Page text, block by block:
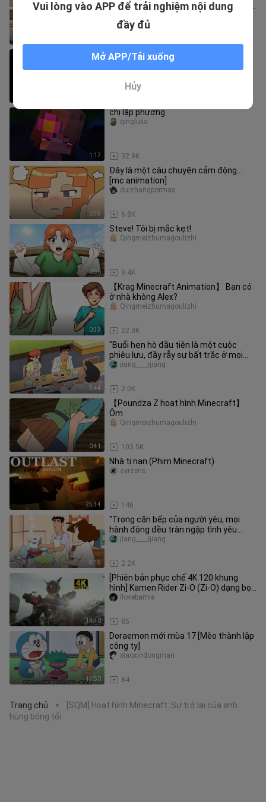
ngọn núi gà rán vậy. Lấy đĩa gà rán lớn
Cuộc đấu tay đôi tuyệt vời nhất trong
lịch sử hoạt hình MC, hãy sử dụng
1:17
chị lập phương
32.9K
qingluka
0:38
Đây là một câu chuyện cảm động...
[mc animation]
6.8K
duizhangpormax
0:56
Steve! Tôi bị mắc kẹt!
9.4K
Qingmeizhumagoulizhi
0:33
【Krag Minecraft Animation】 Bạn có
ở nhà không Alex?
22.0K
Qingmeizhumagoulizhi
9:44
"Buổi hẹn hò đầu tiên là một cuộc
phiêu lưu, đầy rẫy sự bất trắc ở mọi
bước đi, những khám phá thú v
2.0K
jiang____ijiang
0:41
【Poundza Z hoạt hình Minecraft】
Ôm
103.5K
Qingmeizhumagoulizhi
25:34
Nhà tị nạn (Phim Minecraft)
146
ayrzens
8:18
"Trong căn bếp của người yêu, mọi
hành động đều tràn ngập tình yêu
thương và sự chăm chút. Âm thanh
2.2K
jiang____ijiang
14:10
[Phiên bản phục chế 4K 120 khung
hình] Kamen Rider Zi-O (Zi-O) dạng bọc
thép + bộ sưu tập chiêu thức
85
ilovebamie
13:50
Doraemon mới mùa 17 [Mèo thành lập
công ty]
84
xiaoxindongman
Trang chủ >
[SQM] Hoạt hình Minecraft: Sự trở lại của anh
hùng bóng tối
Vui lòng vào APP để trải nghiệm nội dung
đầy đủ
Mở APP/Tải xuống
Hủy